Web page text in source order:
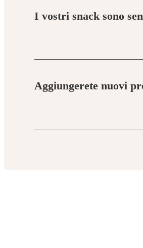
I vostri snack sono
Aggiungerete nuovi